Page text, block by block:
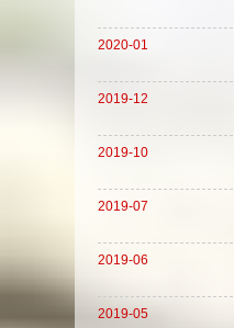
2020-01
2019-12
2019-10
2019-07
2019-06
2019-05